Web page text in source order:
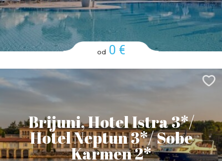
od 0 €
Brijuni, Hotel Istra 3*/
Hotel Neptun 3*/ Sobe
Karmen 2*